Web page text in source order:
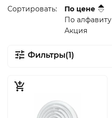
Сортировать:
По цене
По алфавиту
Акция
Фильтры(1)